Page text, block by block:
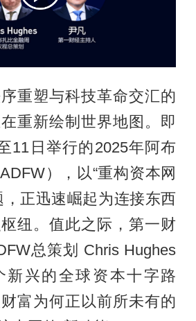
重塑与科技革命交汇的
重新绘制世界地图。即
11日举行的2025年阿布
），以“重构资本网
，正迅速崛起为连接东西
纽。值此之际，第一财
总策划 Chris Hughes
新兴的全球资本十字路
富为何正以前所未有的